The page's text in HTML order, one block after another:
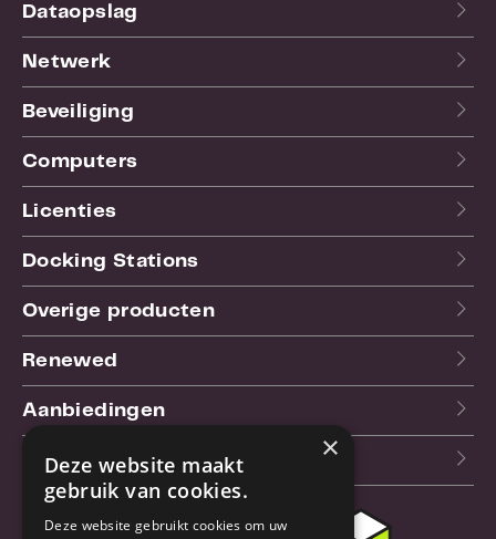
Dataopslag
Netwerk
Beveiliging
Computers
Licenties
Docking Stations
Overige producten
Renewed
Aanbiedingen
Blog
Klantenservice
×
Deze website maakt
gebruik van cookies.
Deze website gebruikt cookies om uw